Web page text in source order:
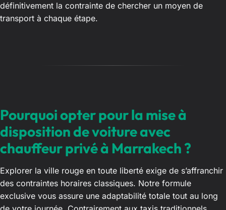
définitivement la contrainte de chercher un moyen de
transport à chaque étape.
Pourquoi opter pour la mise à
disposition de voiture avec
chauffeur privé à Marrakech ?
Explorer la ville rouge en toute liberté exige de s’affranchir
des contraintes horaires classiques. Notre formule
exclusive vous assure une adaptabilité totale tout au long